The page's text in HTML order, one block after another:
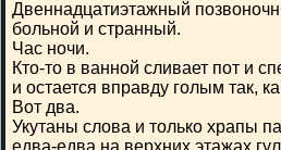
Двеннадцатиэтажный
больной и странный.
Час ночи.
Кто-то в ванной сливает пот и
и остается вправду голым так,
Вот два.
Укутаны слова и только храпы
едва-едва на верхних этажах